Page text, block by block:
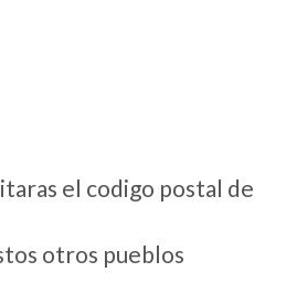
el codigo postal de
otros pueblos